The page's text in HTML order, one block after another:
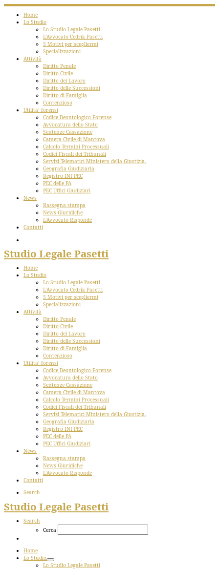
Home
Lo Studio
Lo Studio Legale Pasetti
L’Avvocato Cedrik Pasetti
5 Motivi per scegliermi
Specializzazioni
Attività
Diritto Penale
Diritto Civile
Diritto del Lavoro
Diritto delle Successioni
Diritto di Famiglia
Contenzioso
Utilita’ forensi
Codice Deontologico Forense
Avvocatura dello Stato
Sentenze Cassazione
Camera Civile di Mantova
Calcolo Termini Processuali
Codici Fiscali dei Tribunali
Servizi Telematici Ministero della Giustizia.
Geografia Giudiziaria
Registro INI PEC
PEC delle PA
PEC Uffici Giudiziari
News
Rassegna stampa
News Giuridiche
L’Avvocato Risponde
Contatti
Studio Legale Pasetti
Home
Lo Studio
Lo Studio Legale Pasetti
L’Avvocato Cedrik Pasetti
5 Motivi per scegliermi
Specializzazioni
Attività
Diritto Penale
Diritto Civile
Diritto del Lavoro
Diritto delle Successioni
Diritto di Famiglia
Contenzioso
Utilita’ forensi
Codice Deontologico Forense
Avvocatura dello Stato
Sentenze Cassazione
Camera Civile di Mantova
Calcolo Termini Processuali
Codici Fiscali dei Tribunali
Servizi Telematici Ministero della Giustizia.
Geografia Giudiziaria
Registro INI PEC
PEC delle PA
PEC Uffici Giudiziari
News
Rassegna stampa
News Giuridiche
L’Avvocato Risponde
Contatti
Search
Studio Legale Pasetti
Search
Cerca
Home
Lo Studio
Lo Studio Legale Pasetti